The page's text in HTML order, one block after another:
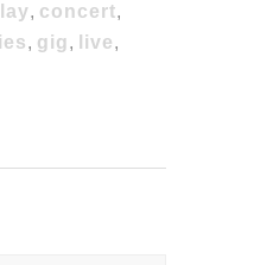
, concert,
, gig, live,